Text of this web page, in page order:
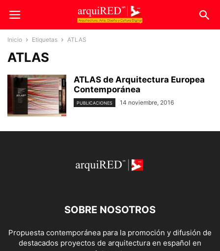
Inicio Etiquetas ATLAS
ATLAS
ATLAS de Arquitectura Europea
Contemporánea
PUBLICACIONES 14 noviembre, 2016
SOBRE NOSOTROS
Propuesta contemporánea para la promoción y difusión de
destacados proyectos de arquitectura en español en